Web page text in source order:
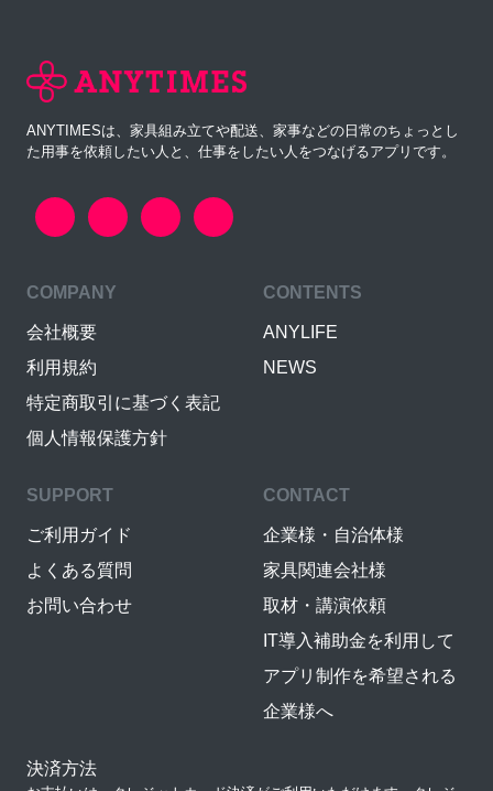
ANYTIMESは、家具組み立てや配送、家事などの日常のちょっとし
た用事を依頼したい人と、仕事をしたい人をつなげるアプリです。
COMPANY
会社概要
利用規約
特定商取引に基づく表記
個人情報保護方針
CONTENTS
ANYLIFE
NEWS
SUPPORT
ご利用ガイド
よくある質問
お問い合わせ
CONTACT
企業様・自治体様
家具関連会社様
取材・講演依頼
IT導入補助金を利用して
アプリ制作を希望される
企業様へ
決済方法